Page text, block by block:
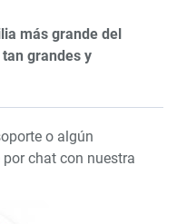
más grande del
grandes y
o algún
chat con nuestra